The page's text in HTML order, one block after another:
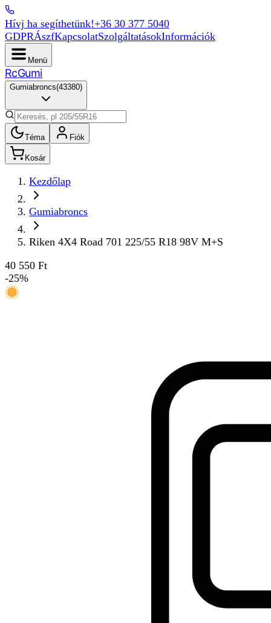
Hívj ha segíthetünk!+36 30 377 5040
GDPRÁszfKapcsolatSzolgáltatásokInformációk
Menü
RcGumi
Gumiabroncs(43380)
Téma Fiók
Kosár
Kezdőlap
Gumiabroncs
Riken 4X4 Road 701 225/55 R18 98V M+S
40 550 Ft
-25%